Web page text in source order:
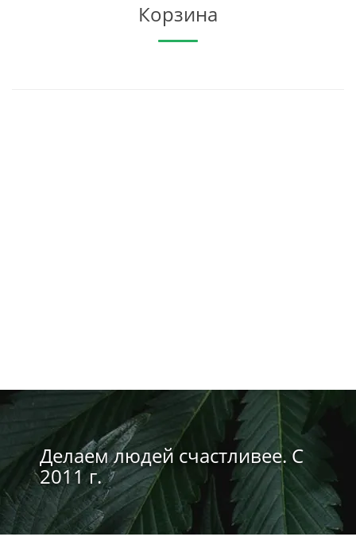
Корзина
Делаем людей счастливее. С
2011 г.